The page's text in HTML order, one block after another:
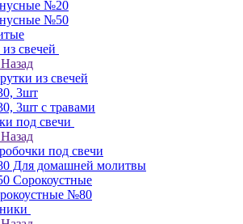
№20
№50
свечей
Назад
из свечей
3шт
3шт с травами
под свечи
Назад
под свечи
Для домашней молитвы
Сорокоустные
№80